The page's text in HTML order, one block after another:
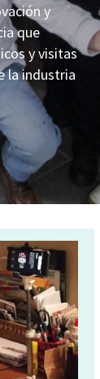
y
que
y visitas
la industria